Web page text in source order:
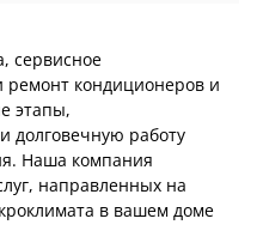
сервисное
ремонт кондиционеров и
этапы,
работу
Наша компания
направленных на
в вашем доме